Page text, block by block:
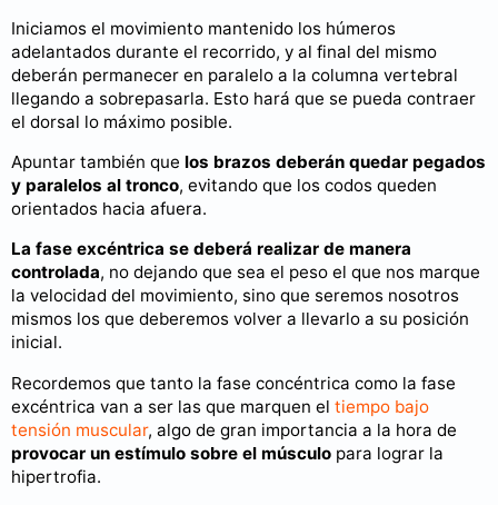
Iniciamos el movimiento mantenido los húmeros
adelantados durante el recorrido, y al final del mismo
deberán permanecer en paralelo a la columna vertebral
llegando a sobrepasarla. Esto hará que se pueda contraer
el dorsal lo máximo posible.
Apuntar también que los brazos deberán quedar pegados
y paralelos al tronco, evitando que los codos queden
orientados hacia afuera.
La fase excéntrica se deberá realizar de manera
controlada, no dejando que sea el peso el que nos marque
la velocidad del movimiento, sino que seremos nosotros
mismos los que deberemos volver a llevarlo a su posición
inicial.
Recordemos que tanto la fase concéntrica como la fase
excéntrica van a ser las que marquen el tiempo bajo
tensión muscular, algo de gran importancia a la hora de
provocar un estímulo sobre el músculo para lograr la
hipertrofia.